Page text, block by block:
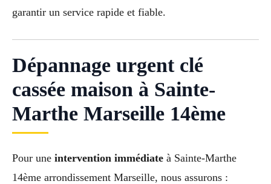
garantir un service rapide et fiable.
Dépannage urgent clé
cassée maison à Sainte-
Marthe Marseille 14ème
Pour une intervention immédiate à Sainte-Marthe
14ème arrondissement Marseille, nous assurons :